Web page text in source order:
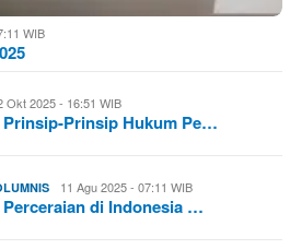
WIB
Okt 2025 - 16:51 WIB
Prinsip Hukum Pe…
11 Agu 2025 - 07:11 WIB
di Indonesia …